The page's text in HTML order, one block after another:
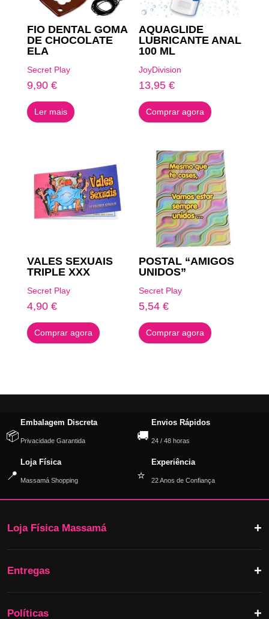
FIO DENTAL GOMA
DE CHOCOLATE
ELA
Secret Play
9,90 €
Ler mais
AQUAGLIDE
LUBRICANTE ANAL
100 ML
JoyDivision
13,95€
Comprar agora
VALES SEXUAIS
TRIPLE XXX
Secret Play
4,90 €
Comprar agora
POSTAL “AMIGOS
UNIDOS”
Secret Play
5,54€
Comprar agora
📦
Embalagem Discreta
Privacidade Garantida 🚚
Envios Rápidos
24 / 48 horas
📍
Loja Física
Massamá Shopping ⭐
Experiência
22 Anos de Confiança
Loja Física Massamá
Entregas
Políticas